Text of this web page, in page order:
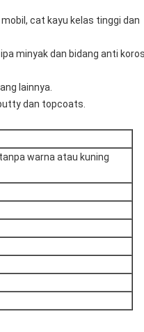
cat kayu kelas tinggi dan
minyak dan bidang anti
lainnya.
dan topcoats.
warna atau kuning